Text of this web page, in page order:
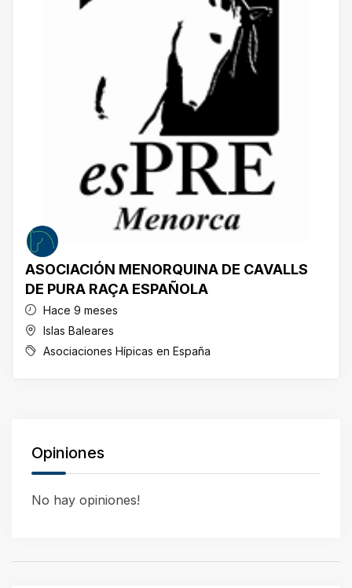
ASOCIACIÓN MENORQUINA DE CAVALLS
DE PURA RAÇA ESPAÑOLA
Hace 9 meses
Islas Baleares
Asociaciones Hípicas en España
Opiniones
No hay opiniones!